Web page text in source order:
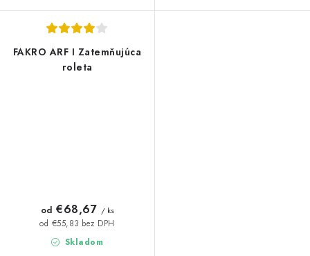
FAKRO ARF I Zatemňujúca
roleta
Skladom
od €55,83 bez DPH
od €68,67 / ks